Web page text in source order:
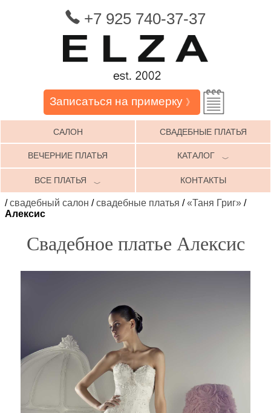
+7 925 740-37-37
Записаться на примерку 》
САЛОН СВАДЕБНЫЕ ПЛАТЬЯ
ВЕЧЕРНИЕ ПЛАТЬЯ КАТАЛОГ ﹀
ВСЕ ПЛАТЬЯ ﹀ КОНТАКТЫ
/свадебный салон /свадебные платья /«Таня Григ» /
Алексис
Свадебное платье Алексис